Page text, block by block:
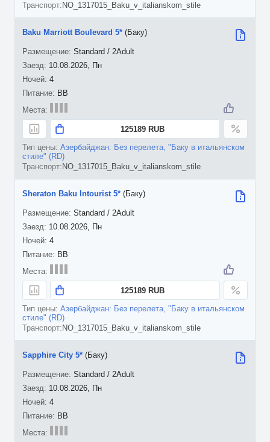
NO_1317015_Baku_v_italianskom_stile
10.08.2026, Пн
4
Baku Marriott Boulevard 5* (Баку)
Standard / 2Adult
BB
125189 RUB
Азербайджан: Без перелета, "Баку в итальянском
стиле" (RD)
NO_1317015_Baku_v_italianskom_stile
10.08.2026, Пн
4
Sheraton Baku Intourist 5* (Баку)
Standard / 2Adult
BB
125189 RUB
Азербайджан: Без перелета, "Баку в итальянском
стиле" (RD)
NO_1317015_Baku_v_italianskom_stile
10.08.2026, Пн
4
Sapphire City 5* (Баку)
Standard / 2Adult
BB